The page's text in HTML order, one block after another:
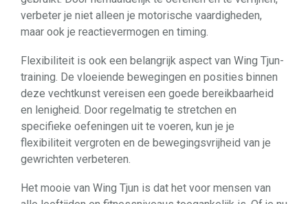
verbeter je niet alleen je motorische vaardigheden,
maar ook je reactievermogen en timing.
Flexibiliteit is ook een belangrijk aspect van Wing Tjun-
training. De vloeiende bewegingen en posities binnen
deze vechtkunst vereisen een goede bereikbaarheid
en lenigheid. Door regelmatig te stretchen en
specifieke oefeningen uit te voeren, kun je je
flexibiliteit vergroten en de bewegingsvrijheid van je
gewrichten verbeteren.
Het mooie van Wing Tjun is dat het voor mensen van